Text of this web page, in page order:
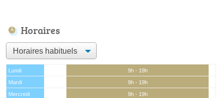
Horaires
Lundi
9h - 19h
Mardi
9h - 19h
Mercredi
9h - 19h